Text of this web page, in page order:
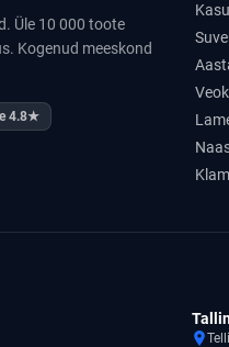
Üle 10 000 toote
Kogenud meeskond
4.8★